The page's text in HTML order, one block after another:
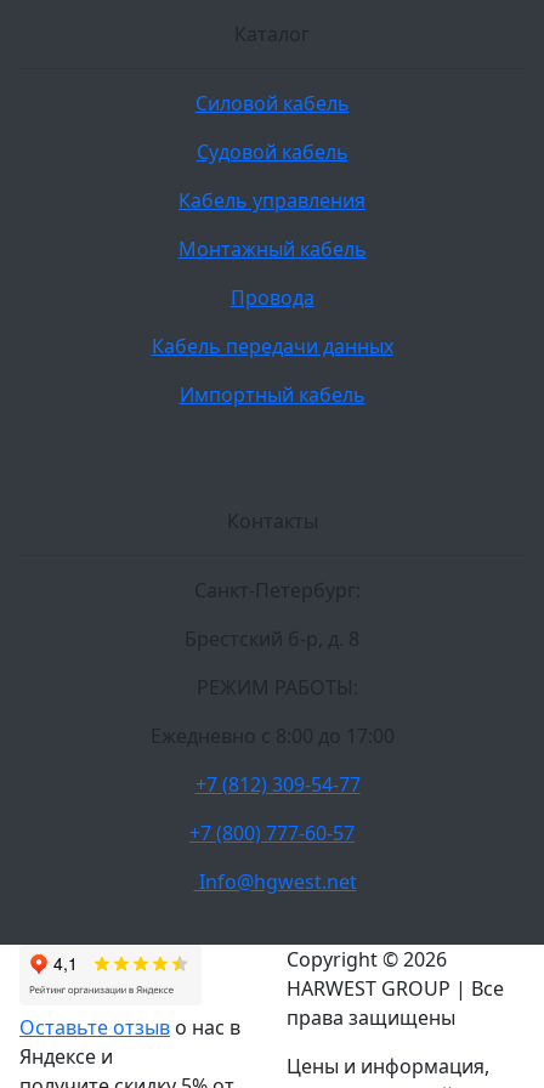
Каталог
Силовой кабель
Судовой кабель
Кабель управления
Монтажный кабель
Провода
Кабель передачи данных
Импортный кабель
Контакты
Санкт-Петербург:
Брестский б-р, д. 8
РЕЖИМ РАБОТЫ:
Ежедневно c 8:00 до 17:00
+7 (812) 309-54-77
+7 (800) 777-60-57
Info@hgwest.net
Оставьте отзыв о нас в
Яндексе и
Copyright © 2026
HARWEST GROUP | Все
права защищены
Цены и информация,